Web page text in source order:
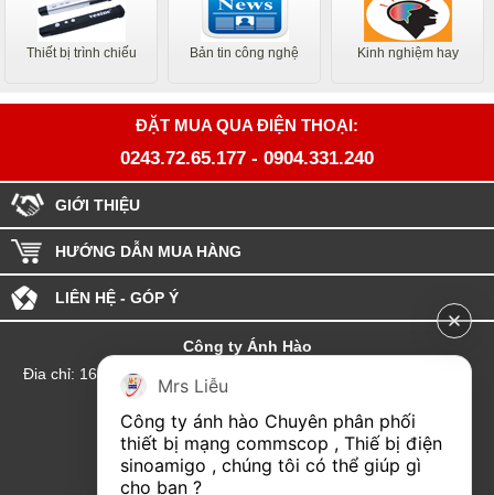
Thiết bị trình chiếu Bản tin công nghệ Kinh nghiệm hay
ĐẶT MUA QUA ĐIỆN THOẠI:
0243.72.65.177 - 0904.331.240
GIỚI THIỆU
HƯỚNG DẪN MUA HÀNG
LIÊN HỆ - GÓP Ý
Công ty Ánh Hào
Đia chỉ: 164 Phố Chùa Láng - Phường Láng - Thành phố Hà Nội
Email: Kinhdoanhanhhao@gmail.com
Đại lý Hải Phòng
Mrs Liễu
Công ty ánh hào Chuyên phân phối
thiết bị mạng commscop , Thiế bị điện
sinoamigo , chúng tôi có thể giúp gì
cho bạn ?